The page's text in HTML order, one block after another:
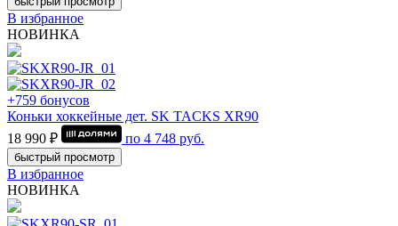
В избранное
НОВИНКА
+759 бонусов
Коньки хоккейные дет. SK TACKS XR90
18 990 ₽
по 4 748 руб.
быстрый просмотр
В избранное
НОВИНКА